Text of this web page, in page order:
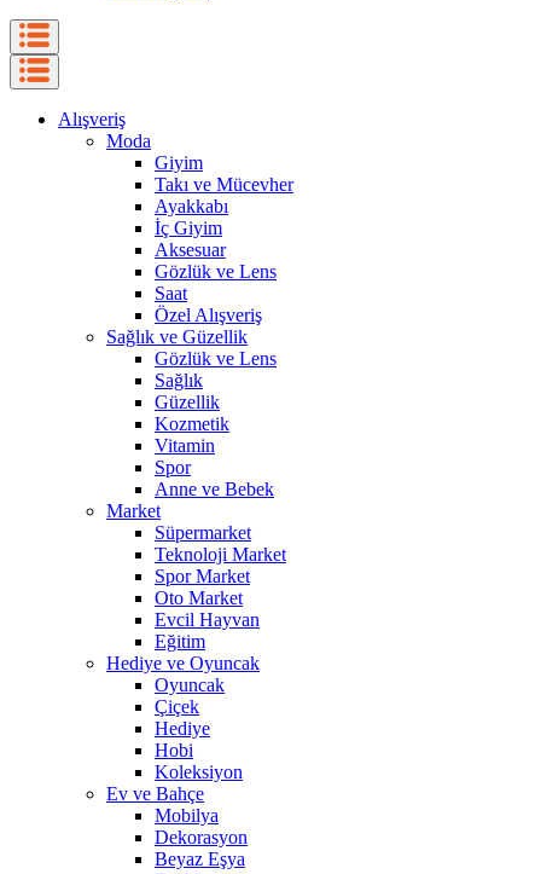
Alışveriş
Moda
Giyim
Takı ve Mücevher
Ayakkabı
İç Giyim
Aksesuar
Gözlük ve Lens
Saat
Özel Alışveriş
Sağlık ve Güzellik
Gözlük ve Lens
Sağlık
Güzellik
Kozmetik
Vitamin
Spor
Anne ve Bebek
Market
Süpermarket
Teknoloji Market
Spor Market
Oto Market
Evcil Hayvan
Eğitim
Hediye ve Oyuncak
Oyuncak
Çiçek
Hediye
Hobi
Koleksiyon
Ev ve Bahçe
Mobilya
Dekorasyon
Beyaz Eşya